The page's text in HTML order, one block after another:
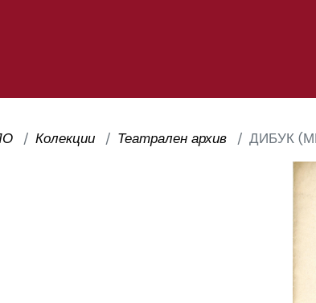
Колекции Театрален архив ДИБУК